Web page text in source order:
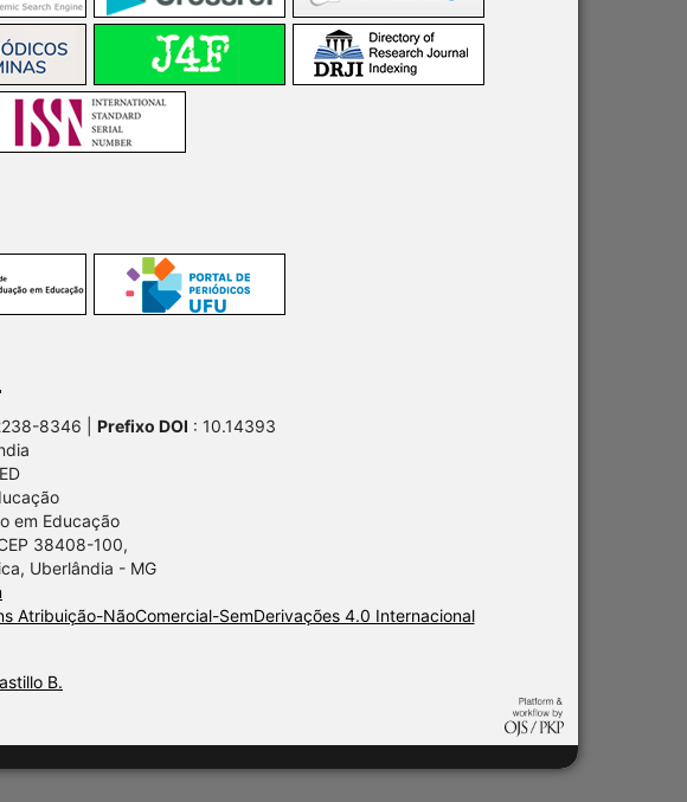
8346 | Prefixo DOI : 10.14393
em Educação
38408-100,
Uberlândia - MG
Atribuição-NãoComercial-SemDerivações 4.0 Internacional
B.